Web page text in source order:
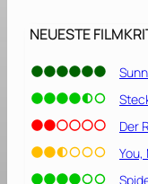
8
NEUESTE
Der
You,